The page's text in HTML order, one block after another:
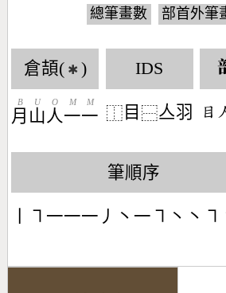
總筆畫數 部首外筆
倉頡( ✱ )
月
B
山
U
人
O
一
M
一
M
IDS
⿰ 目 ⿱亼羽
筆順序
丨㇕一一一丿丶一㇕丶丶㇕